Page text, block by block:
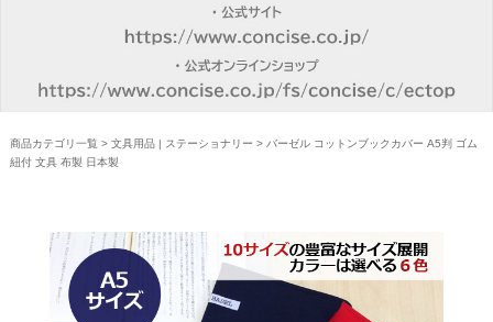
商品カテゴリ一覧 > 文具用品 | ステーショナリー > バーゼル コットンブックカバー A5判 ゴム
紐付 文具 布製 日本製